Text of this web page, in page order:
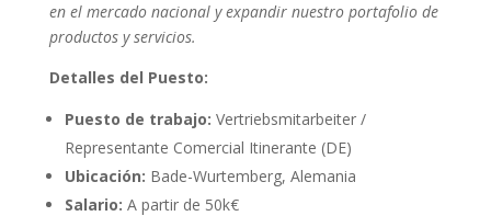
en el mercado nacional y expandir nuestro portafolio de
productos y servicios.
Detalles del Puesto:
Puesto de trabajo: Vertriebsmitarbeiter /
Representante Comercial Itinerante (DE)
Ubicación: Bade-Wurtemberg, Alemania
Salario: A partir de 50k€